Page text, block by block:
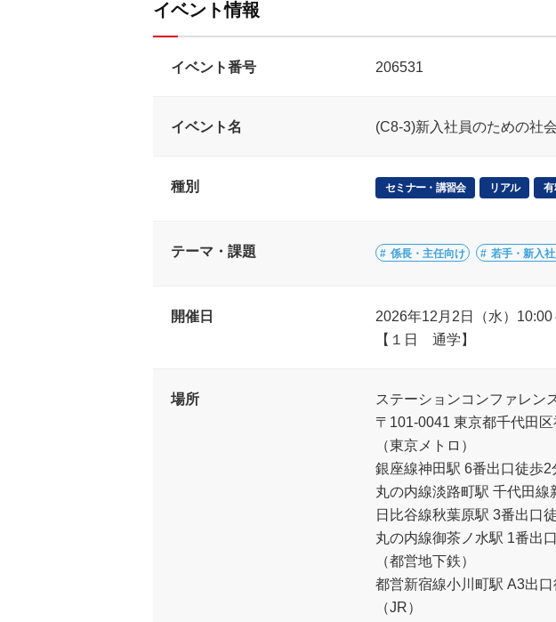
イベント情報
イベント番号 206531
イベント名 (C8-3)新入社員のための社
種別 セミナー・講習会 リアル 有
テーマ・課題 係長・主任向け 若手・新入
開催日
2026年12月2日（水）10:00
【１日 通学】
場所
ステーションコンファレン
〒101-0041 東京都千代田
（東京メトロ）
銀座線神田駅 6番出口徒歩2
丸の内線淡路町駅 千代田
日比谷線秋葉原駅 3番出口
丸の内線御茶ノ水駅 1番出
（都営地下鉄）
都営新宿線小川町駅 A3出口
（JR）